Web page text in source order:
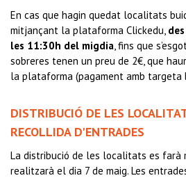
En cas que hagin quedat localitats
mitjançant la plataforma Clickedu,
les 11:30h del migdia, fins que
sobreres tenen un preu de 2€, que
la plataforma (pagament amb targeta
DISTRIBUCIÓ DE LES
RECOLLIDA D'ENTRADES
La distribució de les localitats es farà
realitzarà el dia 7 de maig. Les